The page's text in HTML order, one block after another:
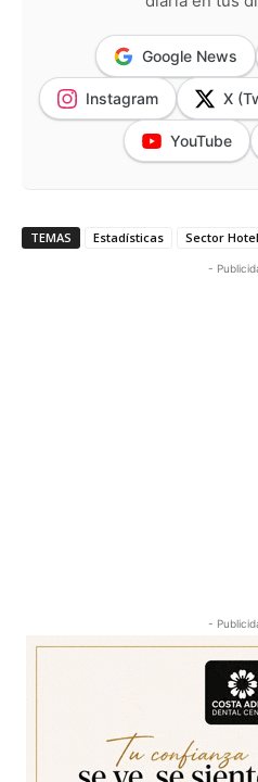
Google News
Instagram X
YouTube
TEMAS Estadísticas Sector
-
-